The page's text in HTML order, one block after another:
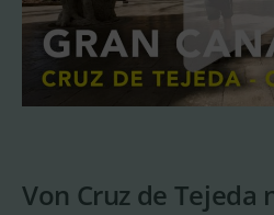
Von Cruz de Tejeda